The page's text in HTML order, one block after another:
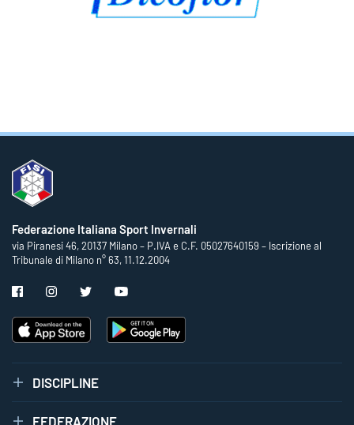
Federazione Italiana Sport Invernali
via Piranesi 46, 20137 Milano – P.IVA e C.F. 05027640159 – Iscrizione al
Tribunale di Milano n° 63, 11.12.2004
DISCIPLINE
FEDERAZIONE